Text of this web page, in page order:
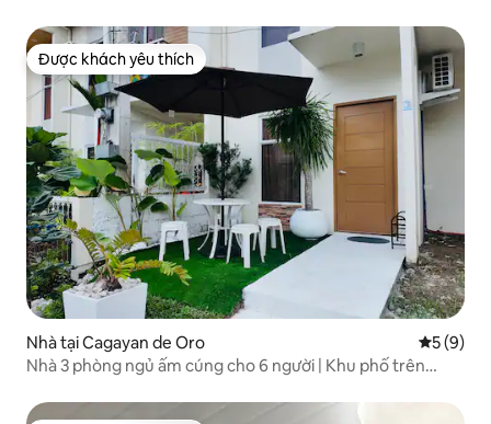
Được khách yêu thích
Được khách yêu thích
Nhà tại Cagayan de Oro Xếp5 (9)
Nhà 3 phòng ngủ ấm cúng cho 6 người | Khu phố trên